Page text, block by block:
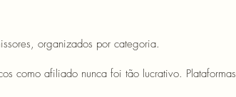
organizados por categoria.
como afiliado nunca foi tão lucrativo. Plataformas